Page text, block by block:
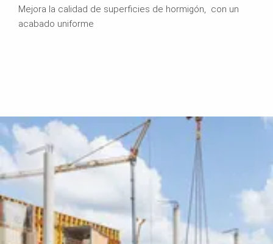
Mejora la calidad de superficies de hormigón, con un
acabado uniforme